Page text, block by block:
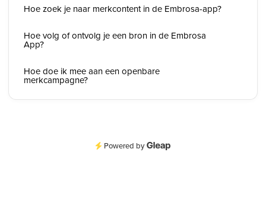
Hoe zoek je naar merkcontent in de Embrosa-app?
Hoe volg of ontvolg je een bron in de Embrosa
App?
Hoe doe ik mee aan een openbare
merkcampagne?
Powered by